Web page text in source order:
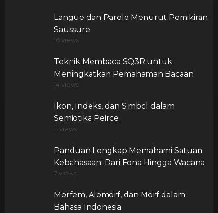
Langue dan Parole Menurut Pemikiran
Saussure
16 views
Teknik Membaca SQ3R untuk
Meningkatkan Pemahaman Bacaan
14 views
Ikon, Indeks, dan Simbol dalam
Semiotika Peirce
11 views
Panduan Lengkap Memahami Satuan
Kebahasaan: Dari Fona Hingga Wacana
7 views
Morfem, Alomorf, dan Morf dalam
Bahasa Indonesia